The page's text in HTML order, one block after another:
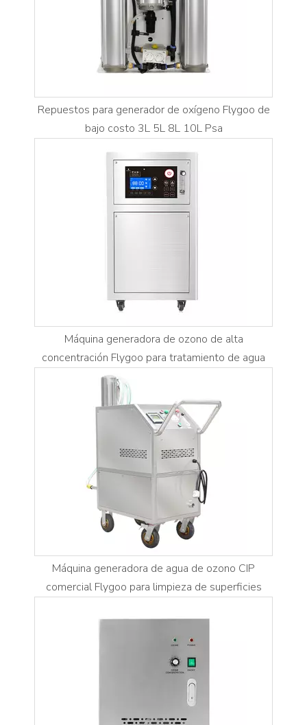
Repuestos para generador de oxígeno Flygoo de
bajo costo 3L 5L 8L 10L Psa
Máquina generadora de ozono de alta
concentración Flygoo para tratamiento de agua
Máquina generadora de agua de ozono CIP
comercial Flygoo para limpieza de superficies